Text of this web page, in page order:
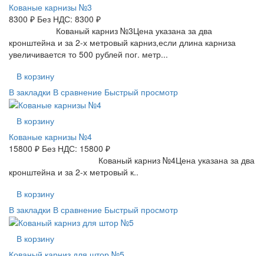
Кованые карнизы №3
8300 ₽ Без НДС: 8300 ₽
Кованый карниз №3Цена указана за два
кронштейна и за 2-х метровый карниз,если длина карниза
увеличивается то 500 рублей пог. метр...
В корзину
В закладки В сравнение Быстрый просмотр
В корзину
Кованые карнизы №4
15800 ₽ Без НДС: 15800 ₽
Кованый карниз №4Цена указана за два
кронштейна и за 2-х метровый к..
В корзину
В закладки В сравнение Быстрый просмотр
В корзину